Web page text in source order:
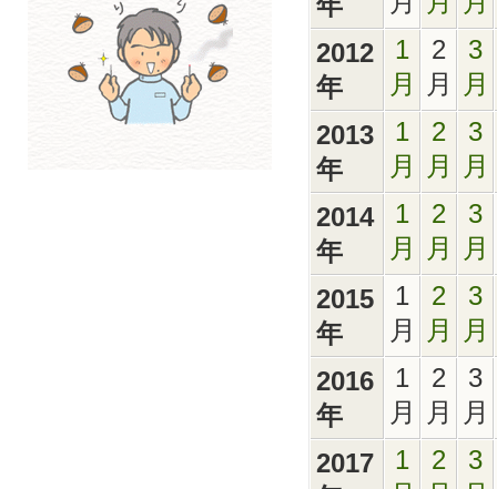
2012
年
1
月
2
月
3
月
2013
年
1
月
2
月
3
月
2014
年
1
月
2
月
3
月
2015
年
1
月
2
月
3
月
2016
年
1
月
2
月
3
月
2017
1
2
3